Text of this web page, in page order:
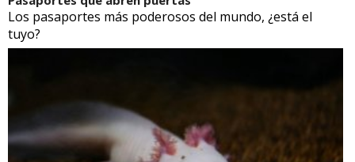
Los pasaportes más poderosos del mundo, ¿está el
tuyo?